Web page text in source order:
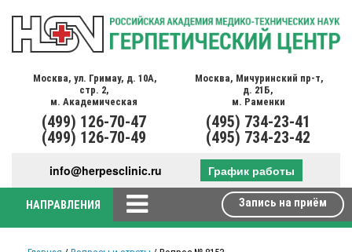
Москва, ул. Гримау, д. 10А,
стр. 2,
м. Академическая
(499) 126-70-47
(499) 126-70-49
Москва, Мичуринский пр-т,
д. 21Б,
м. Раменки
(495) 734-23-41
(495) 734-23-42
info@herpesclinic.ru График работы
НАПРАВЛЕНИЯ Запись на приём